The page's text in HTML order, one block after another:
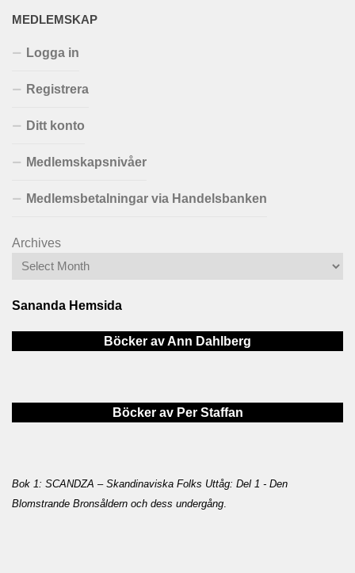
MEDLEMSKAP
Logga in
Registrera
Ditt konto
Medlemskapsnivåer
Medlemsbetalningar via Handelsbanken
Archives
Sananda Hemsida
Böcker av Ann Dahlberg
Böcker av Per Staffan
Bok 1: SCANDZA – Skandinaviska Folks Uttåg: Del 1 - Den
Blomstrande Bronsåldern och dess undergång